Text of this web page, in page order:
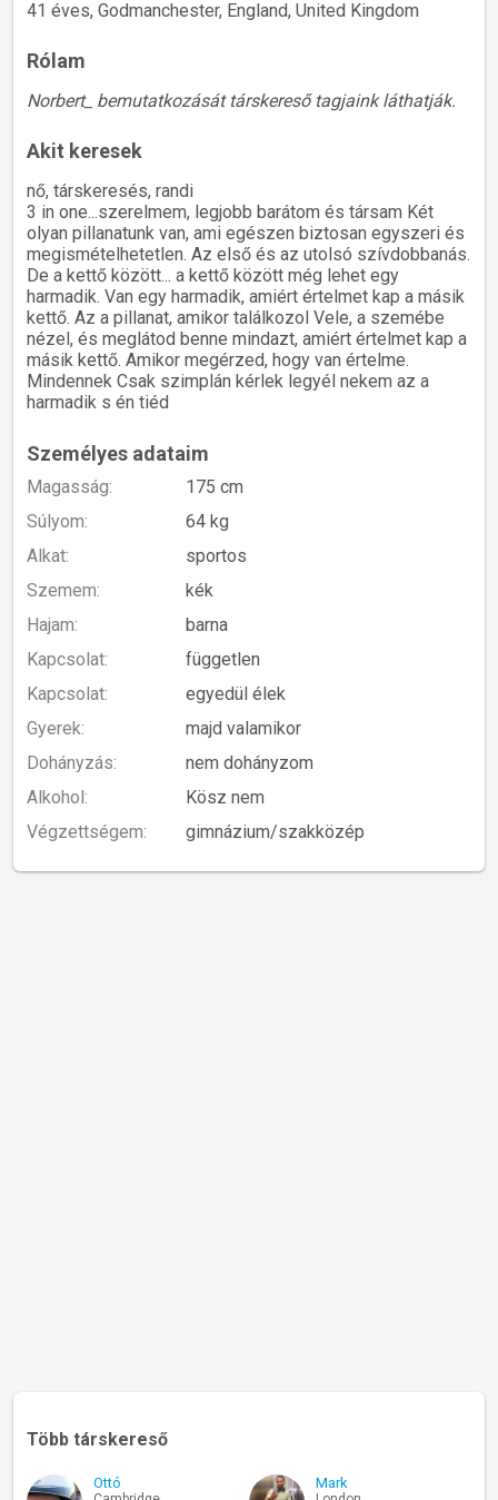
41 éves, Godmanchester, England, United Kingdom
Rólam
Norbert_ bemutatkozását társkereső tagjaink láthatják.
Akit keresek
nő, társkeresés, randi
3 in one...szerelmem, legjobb barátom és társam Két
olyan pillanatunk van, ami egészen biztosan egyszeri és
megismételhetetlen. Az első és az utolsó szívdobbanás.
De a kettő között... a kettő között még lehet egy
harmadik. Van egy harmadik, amiért értelmet kap a másik
kettő. Az a pillanat, amikor találkozol Vele, a szemébe
nézel, és meglátod benne mindazt, amiért értelmet kap a
másik kettő. Amikor megérzed, hogy van értelme.
Mindennek Csak szimplán kérlek legyél nekem az a
harmadik s én tiéd
Személyes adataim
Magasság:
175 cm
Súlyom:
64 kg
Alkat:
sportos
Szemem:
kék
Hajam:
barna
Kapcsolat:
független
Kapcsolat:
egyedül élek
Gyerek:
majd valamikor
Dohányzás:
nem dohányzom
Alkohol:
Kösz nem
Végzettségem:
gimnázium/szakközép
Több társkereső
Ottó Mark